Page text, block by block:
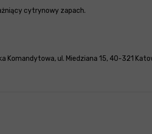
cytrynowy zapach.
Komandytowa, ul. Miedziana 15, 40-321